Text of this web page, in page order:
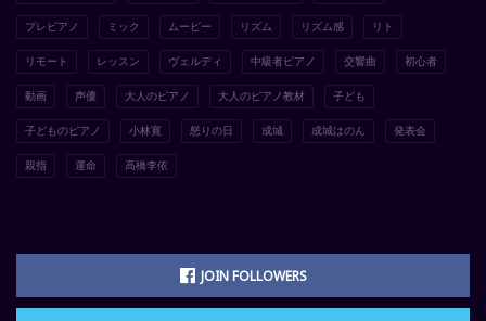
プレピアノ ミック ムービー リズム リズム感 リト
リモート レッスン ヴェルディ 中級者ピアノ 交響曲 初心者
動画 声優 大人のピアノ 大人のピアノ教材 子ども
子どものピアノ 小林寛 怒りの日 成城 成城はのん 発表会
親指 運命 高橋李依
JOIN FOLLOWERS